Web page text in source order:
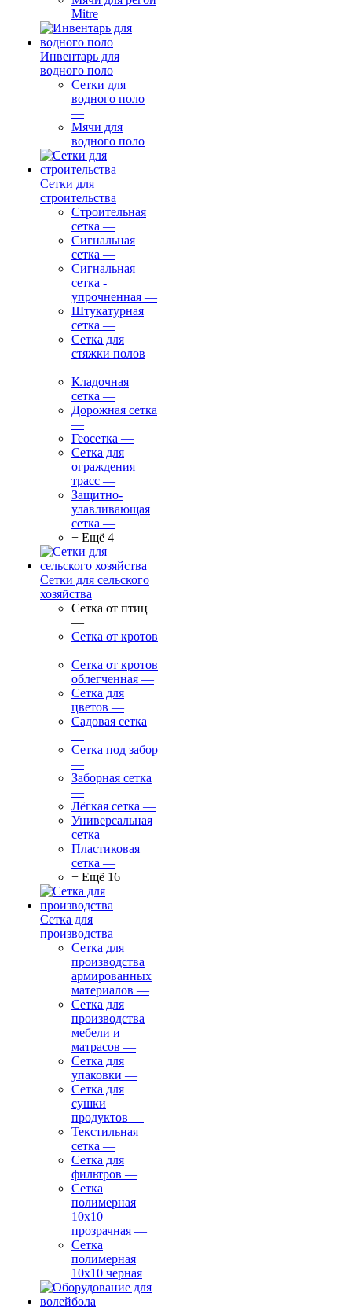
Mitre
Инвентарь для
водного поло
Сетки для
водного поло
—
Мячи для
водного поло
Сетки для
строительства
Строительная
сетка —
Сигнальная
сетка —
Сигнальная
сетка -
упрочненная —
Штукатурная
сетка —
Сетка для
стяжки полов
—
Кладочная
сетка —
Дорожная сетка
—
Геосетка —
Сетка для
ограждения
трасс —
Защитно-
улавливающая
сетка —
+ Ещё 4
Сетки для сельского
хозяйства
Сетка от птиц
—
Сетка от кротов
—
Сетка от кротов
облегченная —
Сетка для
цветов —
Садовая сетка
—
Сетка под забор
—
Заборная сетка
—
Лёгкая сетка —
Универсальная
сетка —
Пластиковая
сетка —
+ Ещё 16
Сетка для
производства
Сетка для
производства
армированных
материалов —
Сетка для
производства
мебели и
матрасов —
Сетка для
упаковки —
Сетка для
сушки
продуктов —
Текстильная
сетка —
Сетка для
фильтров —
Сетка
полимерная
10х10
прозрачная —
Сетка
полимерная
10х10 черная